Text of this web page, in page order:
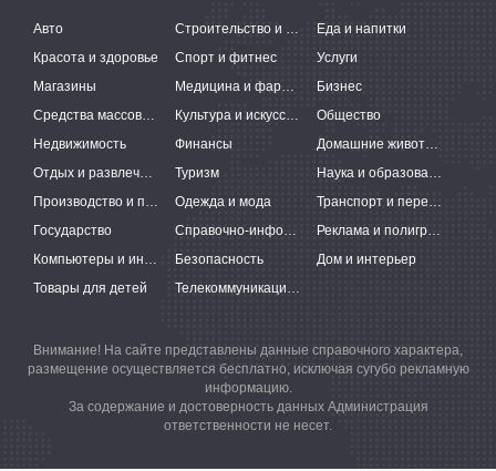
Авто Строительство и ремонт
Еда и напитки
Красота и здоровье
Спорт и фитнес
Услуги
Магазины
Медицина и фармацевтика
Бизнес
Средства массовой информации
Культура и искусство
Общество
Недвижимость
Финансы
Домашние животные
Отдых и развлечения
Туризм
Наука и образование
Производство и поставки
Одежда и мода
Транспорт и перевозки
Государство
Справочно-информационные системы
Реклама и полиграфия
Компьютеры и интернет
Безопасность
Дом и интерьер
Товары для детей
Телекоммуникации и связь
Внимание! На сайте представлены данные справочного характера,
размещение осуществляется бесплатно, исключая сугубо рекламную
информацию.
За содержание и достоверность данных Администрация
ответственности не несет.